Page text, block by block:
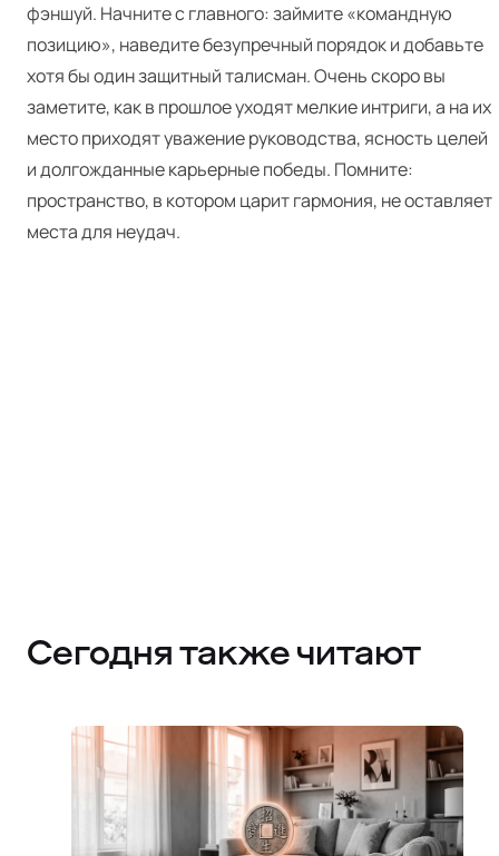
фэншуй. Начните с главного: займите «командную
позицию», наведите безупречный порядок и добавьте
хотя бы один защитный талисман. Очень скоро вы
заметите, как в прошлое уходят мелкие интриги, а на их
место приходят уважение руководства, ясность целей
и долгожданные карьерные победы. Помните:
пространство, в котором царит гармония, не оставляет
места для неудач.
Сегодня также читают